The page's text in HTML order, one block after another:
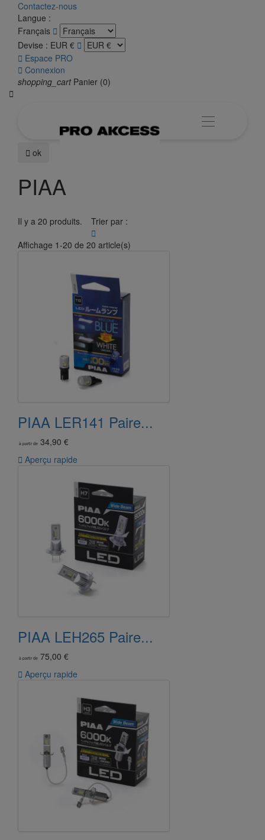
Contactez-nous
Langue :
Français 
Devise : EUR € 
 Espace PRO
 Connexion
shopping_cart Panier (0)

 ok
PIAA
Il y a 20 produits.
Trier par :

Affichage 1-20 de 20 article(s)
PIAA LER141 Paire...
à partir de 34,90 €
 Aperçu rapide
PIAA LEH265 Paire...
à partir de 75,00 €
 Aperçu rapide